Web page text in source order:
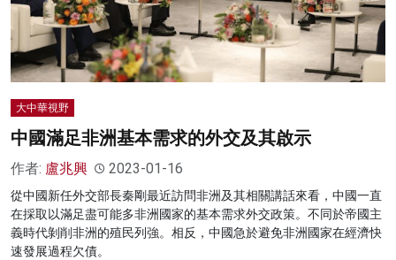
大中華視野
中國滿足非洲基本需求的外交及其啟示
作者: 盧兆興 2023-01-16
從中國新任外交部長秦剛最近訪問非洲及其相關講話來看，中國一直
在採取以滿足盡可能多非洲國家的基本需求外交政策。不同於帝國主
義時代剝削非洲的殖民列強。相反，中國急於避免非洲國家在經濟快
速發展過程欠債。